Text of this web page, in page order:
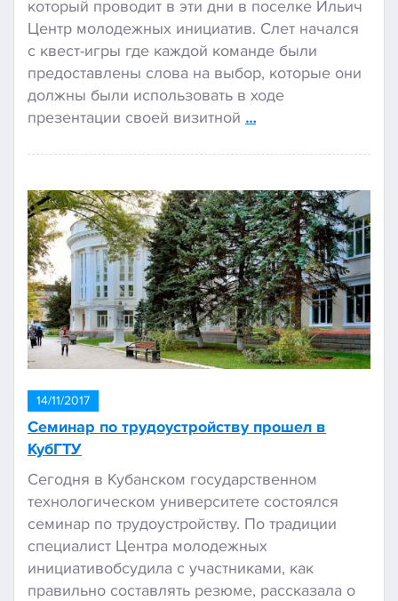
который проводит в эти дни в поселке Ильич
Центр молодежных инициатив. Слет начался
с квест-игры где каждой команде были
предоставлены слова на выбор, которые они
должны были использовать в ходе
презентации своей визитной …
14/11/2017
Семинар по трудоустройству прошел в
КубГТУ
Сегодня в Кубанском государственном
технологическом университете состоялся
семинар по трудоустройству. По традиции
специалист Центра молодежных
инициативобсудила с участниками, как
правильно составлять резюме, рассказала о